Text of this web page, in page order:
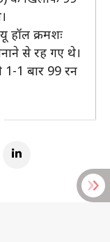
हॉल क्रमशः
से रह गए थे।
1-1 बार 99 रन